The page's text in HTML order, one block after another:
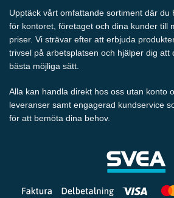
Upptäck vårt omfattande sortiment där du
för kontoret, företaget och dina kunder till
priser. Vi strävar efter att erbjuda
trivsel på arbetsplatsen och hjälper dig att
bästa möjliga sätt.
Alla kan handla direkt hos oss utan konto
leveranser samt engagerad kundservice
för att bemöta dina behov.